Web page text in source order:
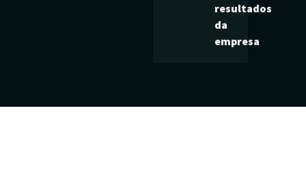
resultados
da
empresa